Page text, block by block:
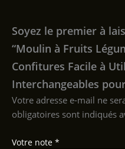
Soyez le premier à
“Moulin à Fruits
Confitures Facile à
Interchangeables
Votre adresse e-mail ne
obligatoires sont indiqués
Votre note *